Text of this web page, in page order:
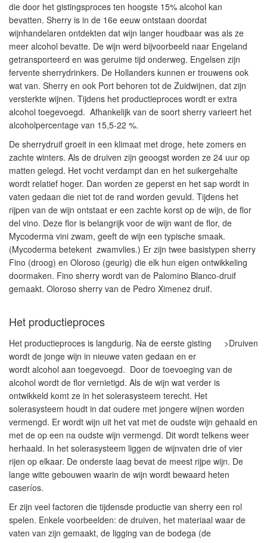
die door het gistingsproces ten hoogste 15% alcohol kan
bevatten. Sherry is in de 16e eeuw ontstaan doordat
wijnhandelaren ontdekten dat wijn langer houdbaar was als ze
meer alcohol bevatte. De wijn werd bijvoorbeeld naar Engeland
getransporteerd en was geruime tijd onderweg. Engelsen zijn
fervente sherrydrinkers. De Hollanders kunnen er trouwens ook
wat van. Sherry en ook Port behoren tot de Zuidwijnen, dat zijn
versterkte wijnen. Tijdens het productieproces wordt er extra
alcohol toegevoegd. Afhankelijk van de soort sherry varieert het
alcoholpercentage van 15,5-22 %.
De sherrydruif groeit in een klimaat met droge, hete zomers en
zachte winters. Als de druiven zijn geoogst worden ze 24 uur op
matten gelegd. Het vocht verdampt dan en het suikergehalte
wordt relatief hoger. Dan worden ze geperst en het sap wordt in
vaten gedaan die niet tot de rand worden gevuld. Tijdens het
rijpen van de wijn ontstaat er een zachte korst op de wijn, de flor
del vino. Deze flor is belangrijk voor de wijn want de flor, de
Mycoderma vini zwam, geeft de wijn een typische smaak.
(Mycoderma betekent zwamvlies.) Er zijn twee basistypen sherry
Fino (droog) en Oloroso (geurig) die elk hun eigen ontwikkeling
doormaken. Fino sherry wordt van de Palomino Blanco-druif
gemaakt. Oloroso sherry van de Pedro Ximenez druif.
Het productieproces
>Druiven
Het productieproces is langdurig. Na de eerste gisting
wordt de jonge wijn in nieuwe vaten gedaan en er
wordt alcohol aan toegevoegd. Door de toevoeging van de
alcohol wordt de flor vernietigd. Als de wijn wat verder is
ontwikkeld komt ze in het solerasysteem terecht. Het
solerasysteem houdt in dat oudere met jongere wijnen worden
vermengd. Er wordt wijn uit het vat met de oudste wijn gehaald en
met de op een na oudste wijn vermengd. Dit wordt telkens weer
herhaald. In het solerasysteem liggen de wijnvaten drie of vier
rijen op elkaar. De onderste laag bevat de meest rijpe wijn. De
lange witte gebouwen waarin de wijn wordt bewaard heten
caseríos.
Er zijn veel factoren die tijdensde productie van sherry een rol
spelen. Enkele voorbeelden: de druiven, het materiaal waar de
vaten van zijn gemaakt, de ligging van de bodega (de